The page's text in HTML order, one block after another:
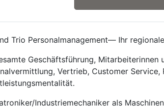
Trio Personalmanagement— Ihr
Geschäftsführung,
Vertrieb, Customer
Industriemechaniker als